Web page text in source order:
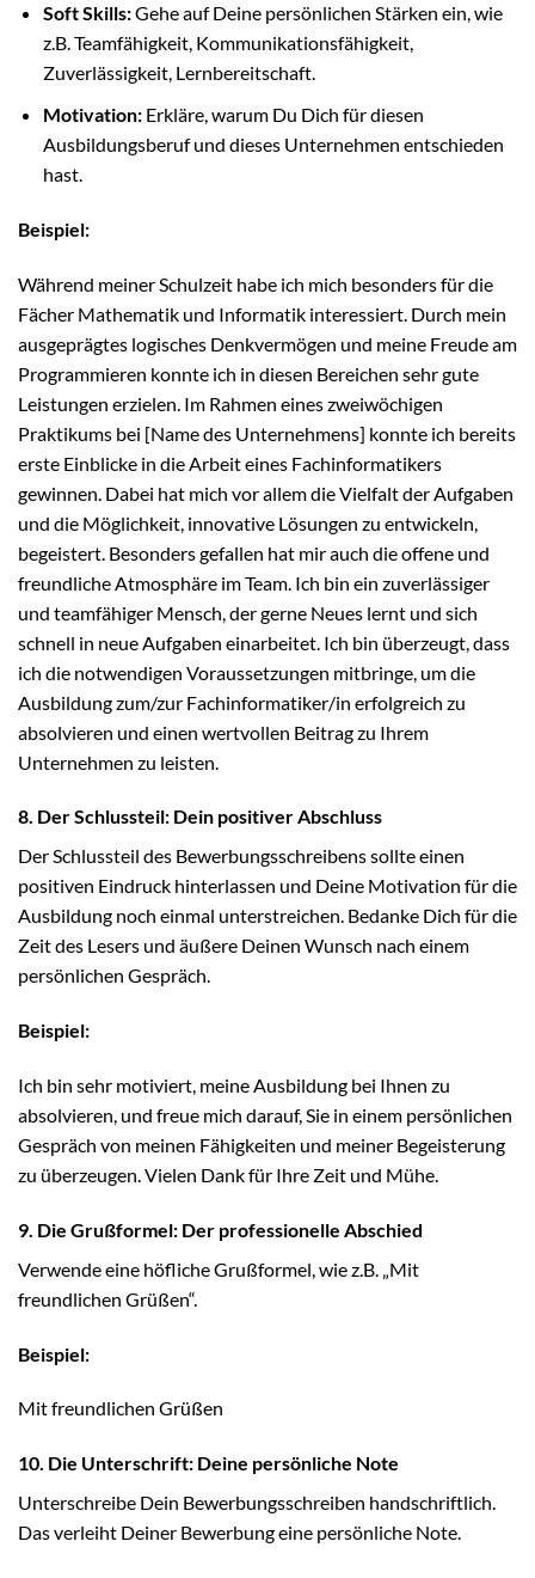
Soft Skills:Gehe auf Deine persönlichen Stärken ein, wie
z.B. Teamfähigkeit, Kommunikationsfähigkeit,
Zuverlässigkeit, Lernbereitschaft.
Motivation:Erkläre, warum Du Dich für diesen
Ausbildungsberuf und dieses Unternehmen entschieden
hast.
Beispiel:
Während meiner Schulzeit habe ich mich besonders für die
Fächer Mathematik und Informatik interessiert. Durch mein
ausgeprägtes logisches Denkvermögen und meine Freude am
Programmieren konnte ich in diesen Bereichen sehr gute
Leistungen erzielen. Im Rahmen eines zweiwöchigen
Praktikums bei [Name des Unternehmens] konnte ich bereits
erste Einblicke in die Arbeit eines Fachinformatikers
gewinnen. Dabei hat mich vor allem die Vielfalt der Aufgaben
und die Möglichkeit, innovative Lösungen zu entwickeln,
begeistert. Besonders gefallen hat mir auch die offene und
freundliche Atmosphäre im Team. Ich bin ein zuverlässiger
und teamfähiger Mensch, der gerne Neues lernt und sich
schnell in neue Aufgaben einarbeitet. Ich bin überzeugt, dass
ich die notwendigen Voraussetzungen mitbringe, um die
Ausbildung zum/zur Fachinformatiker/in erfolgreich zu
absolvieren und einen wertvollen Beitrag zu Ihrem
Unternehmen zu leisten.
8. Der Schlussteil: Dein positiver Abschluss
Der Schlussteil des Bewerbungsschreibens sollte einen
positiven Eindruck hinterlassen und Deine Motivation für die
Ausbildung noch einmal unterstreichen. Bedanke Dich für die
Zeit des Lesers und äußere Deinen Wunsch nach einem
persönlichen Gespräch.
Beispiel:
Ich bin sehr motiviert, meine Ausbildung bei Ihnen zu
absolvieren, und freue mich darauf, Sie in einem persönlichen
Gespräch von meinen Fähigkeiten und meiner Begeisterung
zu überzeugen. Vielen Dank für Ihre Zeit und Mühe.
9. Die Grußformel: Der professionelle Abschied
Verwende eine höfliche Grußformel, wie z.B. „Mit
freundlichen Grüßen“.
Beispiel:
Mit freundlichen Grüßen
10. Die Unterschrift: Deine persönliche Note
Unterschreibe Dein Bewerbungsschreiben handschriftlich.
Das verleiht Deiner Bewerbung eine persönliche Note.